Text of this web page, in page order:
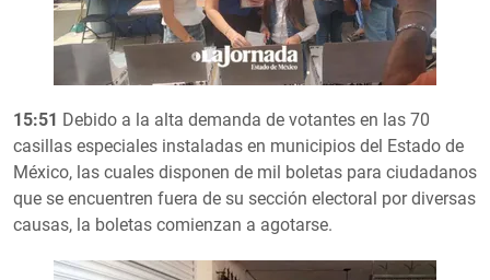
15:51 Debido a la alta demanda de votantes en las 70
casillas especiales instaladas en municipios del Estado de
México, las cuales disponen de mil boletas para ciudadanos
que se encuentren fuera de su sección electoral por diversas
causas, la boletas comienzan a agotarse.